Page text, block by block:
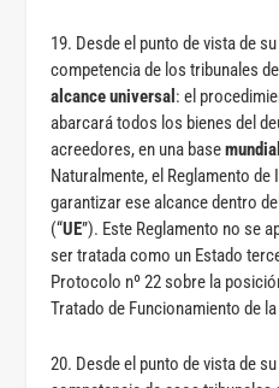
19. Desde el punto de vista de
competencia de los tribunales
alcance universal : el
abarcará todos los bienes del
acreedores, en una base
Naturalmente, el Reglamento
garantizar ese alcance dentro
(“UE”). Este Reglamento no se
ser tratada como un Estado
Protocolo nº 22 sobre la
Tratado de Funcionamiento de
20. Desde el punto de vista de